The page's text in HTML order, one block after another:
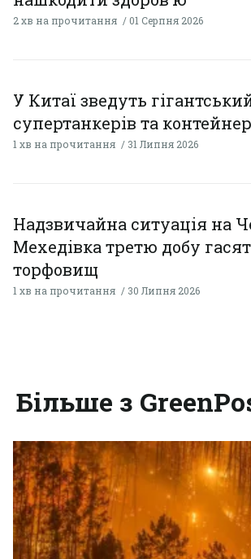
2 хв на прочитання 01 Серпня 2026
У Китаї зведуть
супертанкерів та
1 хв на прочитання 31 Липня 2026
Надзвичайна ситуація на
Мехедівка третю добу
торфовищ
1 хв на прочитання 30 Липня 2026
Більше з